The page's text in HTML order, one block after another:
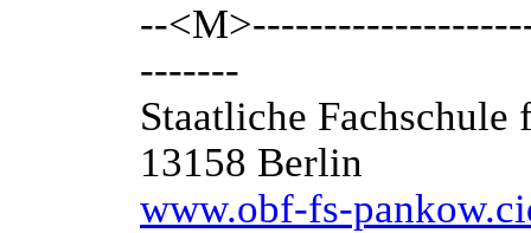
--
-------
Staatliche
13158 Berlin
www.obf-fs-